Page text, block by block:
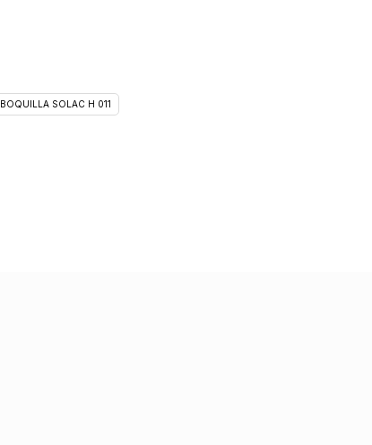
BOQUILLA SOLAC H 011